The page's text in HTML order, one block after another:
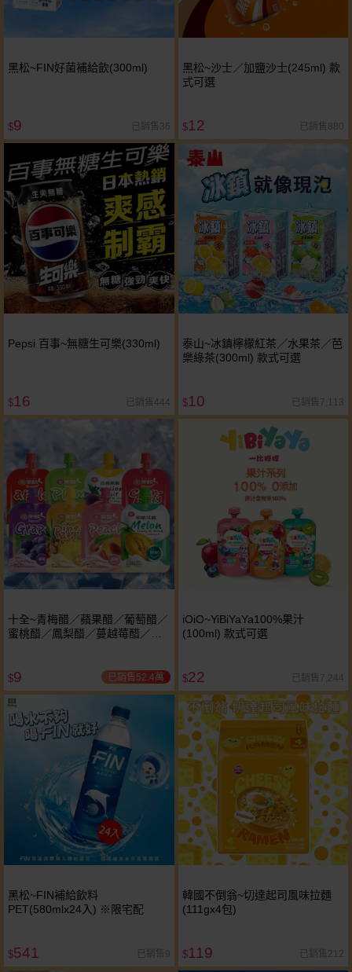
黑松~FIN好菌補給飲(300ml)
$9 已銷售36
黑松~沙士／加鹽沙士(245ml) 款
式可選
$12 已銷售880
Pepsi 百事~無糖生可樂(330ml)
$16 已銷售444
泰山~冰鎮檸檬紅茶／水果茶／芭
樂綠茶(300ml) 款式可選
$10 已銷售7,113
十全~青梅醋／蘋果醋／葡萄醋／
蜜桃醋／鳳梨醋／蔓越莓醋／百
$9 已銷售52.4萬
iOiO~YiBiYaYa100%果汁
(100ml) 款式可選
$22 已銷售7,244
黑松~FIN補給飲料
PET(580mlx24入) ※限宅配
$541 已銷售9
韓國不倒翁~切達起司風味拉麵
(111gx4包)
$119 已銷售212